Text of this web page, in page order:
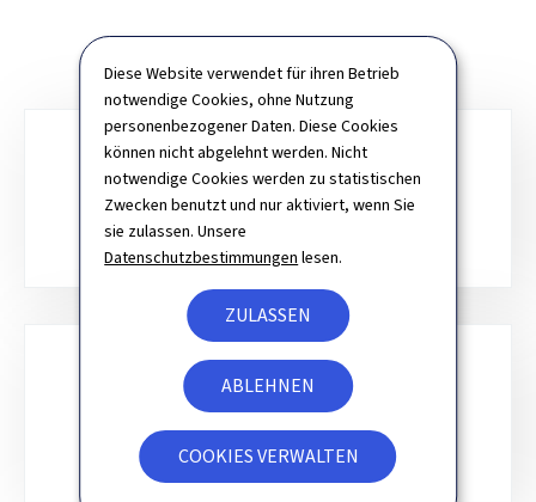
Diese Website verwendet für ihren Betrieb
notwendige Cookies, ohne Nutzung
personenbezogener Daten. Diese Cookies
können nicht abgelehnt werden. Nicht
notwendige Cookies werden zu statistischen
Zwecken benutzt und nur aktiviert, wenn Sie
sie zulassen. Unsere
Datenschutzbestimmungen lesen.
ZULASSEN
ABLEHNEN
COOKIES VERWALTEN
Unterrubriken
AUFGABENBEREICHE
INTERVENTIONSBEREICHE